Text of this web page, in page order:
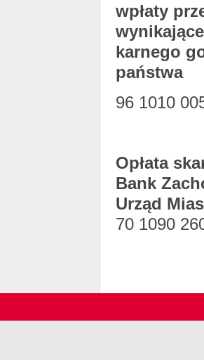
wpłaty
karnego
państwa
96 1010
Opłata
Bank
Urząd
70 1090